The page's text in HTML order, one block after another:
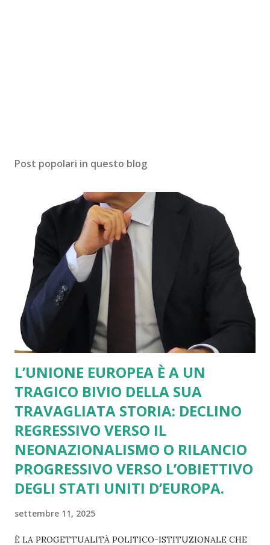
Post popolari in questo blog
L’UNIONE EUROPEA È A UN
TRAGICO BIVIO DELLA SUA
TRAVAGLIATA STORIA: DECLINO
REGRESSIVO VERSO IL
NEONAZIONALISMO O RILANCIO
PROGRESSIVO VERSO L’OBIETTIVO
DEGLI STATI UNITI D’EUROPA.
settembre 11, 2025
È LA PROGETTUALITÀ POLITICO-ISTITUZIONALE CHE